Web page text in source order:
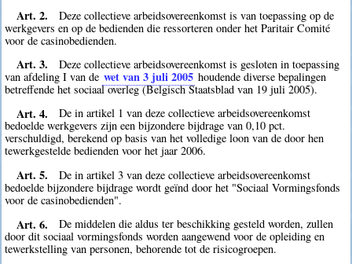
Art. 2.
Deze collectieve arbeidsovereenkomst is van toepassing op de
werkgevers en op de bedienden die ressorteren onder het Paritair Comité
voor de casinobedienden.
Art. 3.
Deze collectieve arbeidsovereenkomst is gesloten in toepassing
van afdeling I van de wet van 3 juli 2005 houdende diverse bepalingen
betreffende het sociaal overleg (Belgisch Staatsblad van 19 juli 2005).
Art. 4.
De in artikel 1 van deze collectieve arbeidsovereenkomst
bedoelde werkgevers zijn een bijzondere bijdrage van 0,10 pct.
verschuldigd, berekend op basis van het volledige loon van de door hen
tewerkgestelde bedienden voor het jaar 2006.
Art. 5.
De in artikel 3 van deze collectieve arbeidsovereenkomst
bedoelde bijzondere bijdrage wordt geïnd door het "Sociaal Vormingsfonds
voor de casinobedienden".
Art. 6.
De middelen die aldus ter beschikking gesteld worden, zullen
door dit sociaal vormingsfonds worden aangewend voor de opleiding en
tewerkstelling van personen, behorende tot de risicogroepen.